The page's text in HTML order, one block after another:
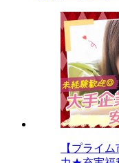
【プライ